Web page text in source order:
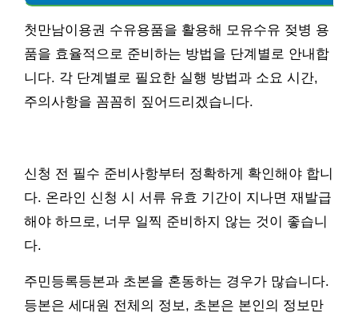
첫만남이용권 수유용품을 활용해 모유수유 젖병 용
품을 효율적으로 준비하는 방법을 단계별로 안내합
니다. 각 단계별로 필요한 실행 방법과 소요 시간,
주의사항을 꼼꼼히 짚어드리겠습니다.
신청 전 필수 준비사항부터 정확하게 확인해야 합니
다. 온라인 신청 시 서류 유효 기간이 지나면 재발급
해야 하므로, 너무 일찍 준비하지 않는 것이 좋습니
다.
주민등록등본과 초본을 혼동하는 경우가 많습니다.
등본은 세대원 전체의 정보, 초본은 본인의 정보만